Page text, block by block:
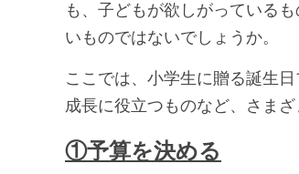
も、子どもが欲しがっている
いものではないでしょうか。
ここでは、小学生に贈る誕生
成長に役立つものなど、さま
①予算を決める